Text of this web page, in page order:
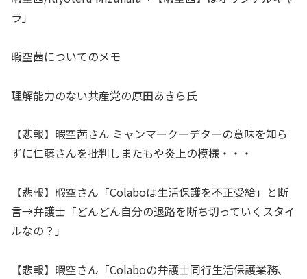
ラ」
暇空茜についてのメモ
理解能力のない共産党の原田あきら氏
【悲報】暇空茜さん ミャンマークーデターの意味を知ら
ずに仁藤さんを批判しまたもや炎上の模様・・・
【悲報】暇空さん「Colaboは生活保護を不正受給」と断
言→弁護士「どんどん自分の退路を断ち切っていくスタイ
ルなの？」
【悲報】暇空さん「Colaboの弁護士同行生活保護業務、